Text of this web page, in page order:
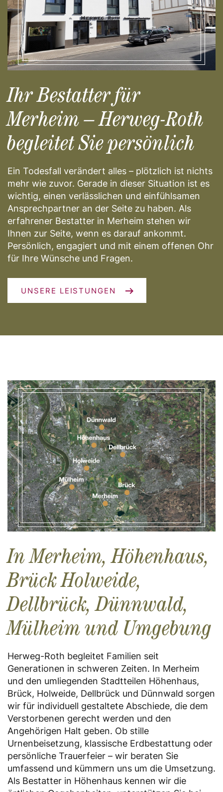
Ihr Bestatter für
Merheim – Herweg-Roth
begleitet Sie persönlich
Ein Todesfall verändert alles – plötzlich ist nichts
mehr wie zuvor. Gerade in dieser Situation ist es
wichtig, einen verlässlichen und einfühlsamen
Ansprechpartner an der Seite zu haben. Als
erfahrener Bestatter in Merheim stehen wir
Ihnen zur Seite, wenn es darauf ankommt.
Persönlich, engagiert und mit einem offenen Ohr
für Ihre Wünsche und Fragen.
UNSERE LEISTUNGEN
In Merheim, Höhenhaus,
Brück Holweide,
Dellbrück, Dünnwald,
Mülheim und Umgebung
Herweg-Roth begleitet Familien seit
Generationen in schweren Zeiten. In Merheim
und den umliegenden Stadtteilen Höhenhaus,
Brück, Holweide, Dellbrück und Dünnwald sorgen
wir für individuell gestaltete Abschiede, die dem
Verstorbenen gerecht werden und den
Angehörigen Halt geben. Ob stille
Urnenbeisetzung, klassische Erdbestattung oder
persönliche Trauerfeier – wir beraten Sie
umfassend und kümmern uns um die Umsetzung.
Als Bestatter in Höhenhaus kennen wir die